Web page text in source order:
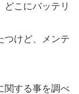
こにバッテリ
つけど、メンテ
関する事を調べ